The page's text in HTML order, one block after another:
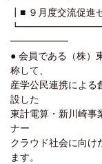
┃■ ９月度交流促進
━━━━━━
● 会員である（株）
称して、
産学公民連携による
設した
東計電算・新川崎事
ナー
クラウド社会に向け
ます。